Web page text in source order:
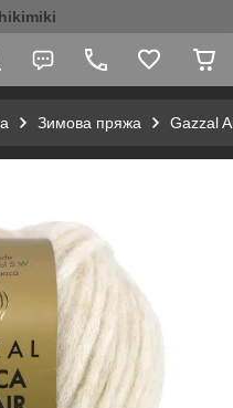
Зимова пряжа Gazzal